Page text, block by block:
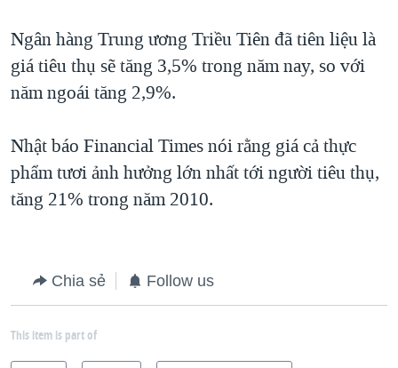
Ngân hàng Trung ương Triều Tiên đã tiên liệu là
giá tiêu thụ sẽ tăng 3,5% trong năm nay, so với
năm ngoái tăng 2,9%.
Nhật báo Financial Times nói rằng giá cả thực
phẩm tươi ảnh hưởng lớn nhất tới người tiêu thụ,
tăng 21% trong năm 2010.
Chia sẻ Follow us
This item is part of